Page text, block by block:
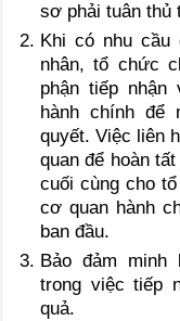
sơ phải tuân thủ
Khi có nhu cầu
nhân, tổ chức
phận tiếp
hành chính để
quyết. Việc liên
quan để hoàn
cuối cùng cho
cơ quan hành
ban đầu.
Bảo đảm minh
trong việc tiếp
quả.